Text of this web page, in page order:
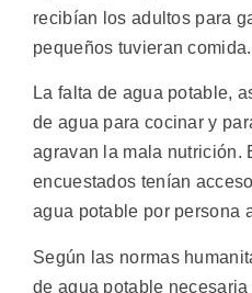
recibían los adultos para
pequeños tuvieran comida.
La falta de agua potable,
de agua para cocinar y
agravan la mala nutrición.
encuestados tenían
agua potable por persona
Según las normas
de agua potable